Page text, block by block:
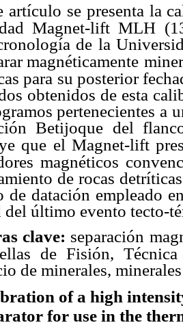
artículo se presenta la
Magnet-lift MLH
de la
magnéticamente
para su posterior
obtenidos de esta
pertenecientes a
Betijoque del
que el Magnet-lift
magnéticos
de rocas
de datación empleado
del último evento tecto-
clave: separación
de Fisión,
de minerales,
of a high
for use in the